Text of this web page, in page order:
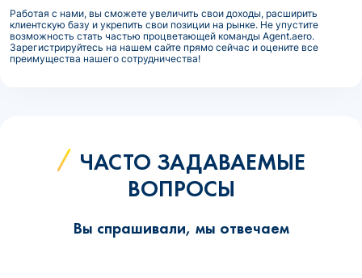
Работая с нами, вы сможете увеличить свои доходы, расширить
клиентскую базу и укрепить свои позиции на рынке. Не упустите
возможность стать частью процветающей команды Agent.aero.
Зарегистрируйтесь на нашем сайте прямо сейчас и оцените все
преимущества нашего сотрудничества!
ЧАСТО ЗАДАВАЕМЫЕ
ВОПРОСЫ
Вы спрашивали, мы отвечаем